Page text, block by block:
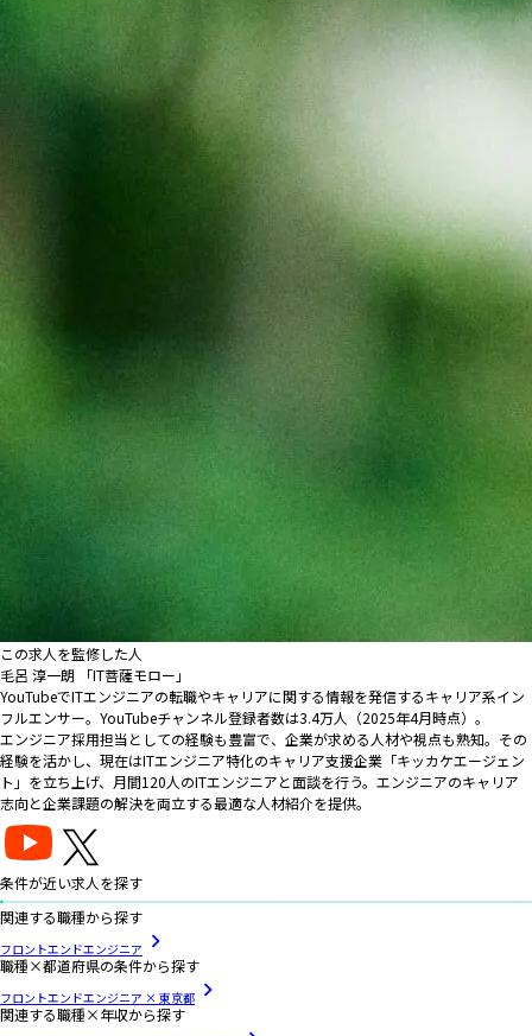
この求人を監修した人
毛呂 淳一朗 「IT菩薩モロー」
YouTubeでITエンジニアの転職やキャリアに関する情報を発信するキャリア系イン
フルエンサー。YouTubeチャンネル登録者数は3.4万人（2025年4月時点）。
エンジニア採用担当としての経験も豊富で、企業が求める人材や視点も熟知。その
経験を活かし、現在はITエンジニア特化のキャリア支援企業「キッカケエージェン
ト」を立ち上げ、月間120人のITエンジニアと面談を行う。エンジニアのキャリア
志向と企業課題の解決を両立する最適な人材紹介を提供。
条件が近い求人を探す
関連する職種から探す
フロントエンドエンジニア
職種×都道府県の条件から探す
フロントエンドエンジニア × 東京都
関連する職種×年収から探す